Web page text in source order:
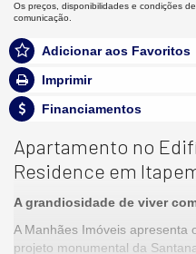
Os preços, disponibilidades e condições
comunicação.
Adicionar aos Favoritos
Imprimir
Financiamentos
Apartamento no
Residence em
A grandiosidade de viver
A Manhães Imóveis apresenta
projeto monumental da